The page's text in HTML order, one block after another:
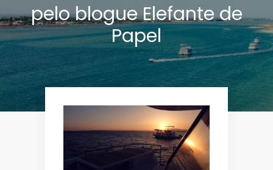
pelo blogue Elefante de
Papel